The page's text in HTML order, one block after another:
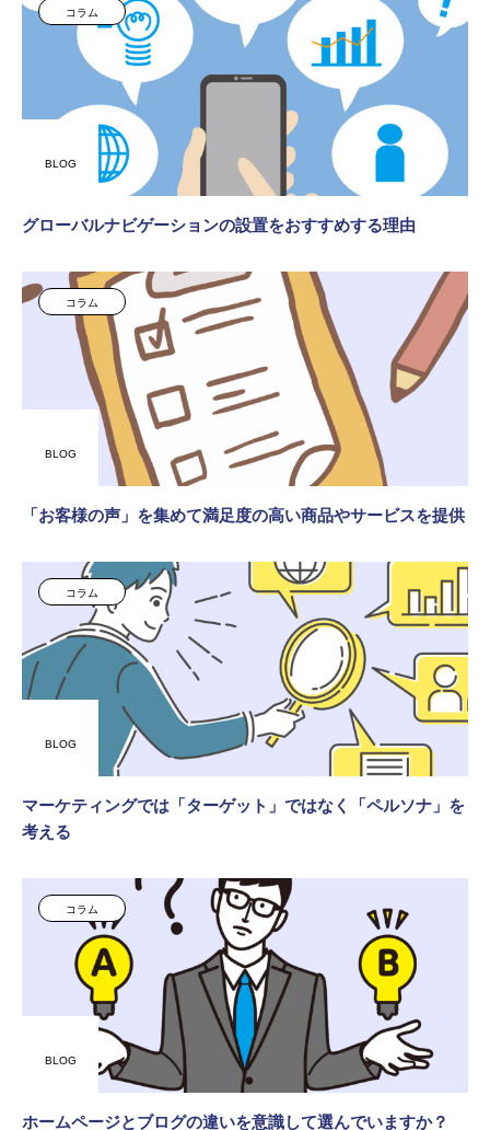
コラム
BLOG
グローバルナビゲーションの設置をおすすめする理由
コラム
BLOG
「お客様の声」を集めて満足度の高い商品やサービスを提供
コラム
BLOG
マーケティングでは「ターゲット」ではなく「ペルソナ」を
考える
コラム
BLOG
ホームページとブログの違いを意識して選んでいますか？